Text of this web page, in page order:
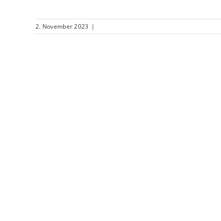
2. November 2023 |